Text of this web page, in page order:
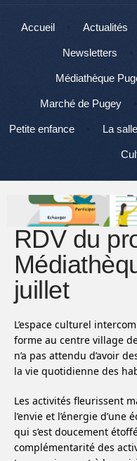
Menu
Aller au contenu
Accueil Actualités
Newsletters
Médiathèque
Marché de Pugey
Petite enfance La
RDV du
juillet
L’espace culturel
forme au centre village
n’a pas attendu d’avoir
la vie quotidienne des
Les activités fleurissent
l’envie et l’énergie
qui s’est doucement
complémentarité des